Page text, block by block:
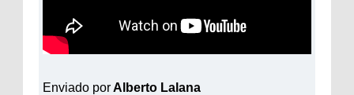
Enviado porAlberto Lalana